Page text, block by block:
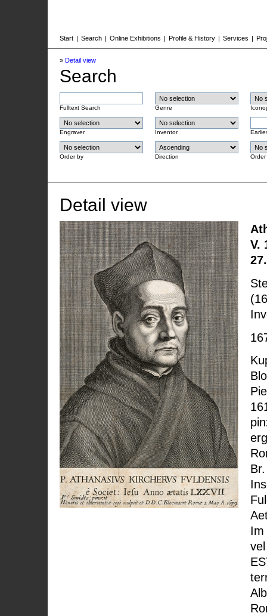
Start | Search | Online Exhibitions | Profile & History | Services |
» Detail view
Search
Fulltext Search Genre
Engraver Inventor
Order by Direction Order
Detail view
V.
Im